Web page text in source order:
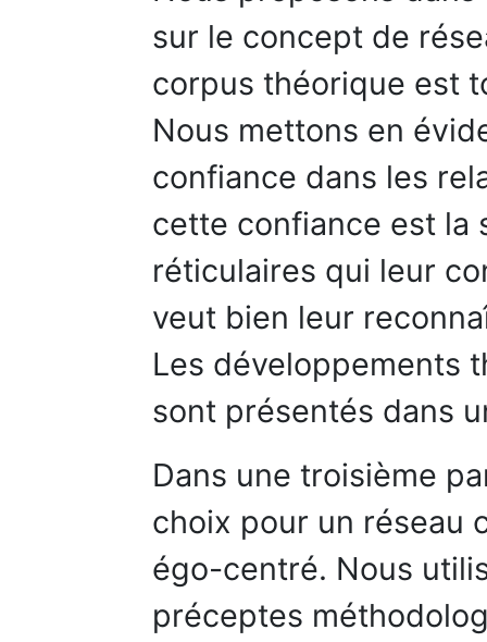
sur le concept de
corpus théorique est
Nous mettons en
confiance dans les
cette confiance est la
réticulaires qui leur
veut bien leur
Les développements
sont présentés dans
Dans une troisième
choix pour un réseau
égo-centré. Nous
préceptes